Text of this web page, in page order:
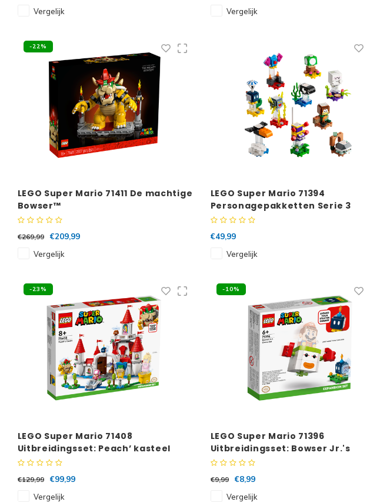
Vergelijk
Vergelijk
-22%
LEGO Super Mario 71411 De machtige
Bowser™
€269,99
€209,99
Vergelijk
LEGO Super Mario 71394
Personagepakketten Serie 3
Complete serie 10 stuks
€49,99
Vergelijk
-23%
LEGO Super Mario 71408
Uitbreidingsset: Peach’ kasteel
€129,99
€99,99
Vergelijk
-10%
LEGO Super Mario 71396
Uitbreidingsset: Bowser Jr.'s
Clown-capsule
€9,99
€8,99
Vergelijk